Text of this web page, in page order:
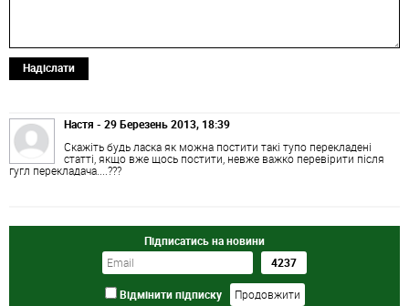
Надіслати
Настя - 29 Березень 2013, 18:39
Скажіть будь ласка як можна постити такі тупо перекладені
статті, якщо вже щось постити, невже важко перевірити після
гугл перекладача....???
Підписатись на новини
Відмінити підписку